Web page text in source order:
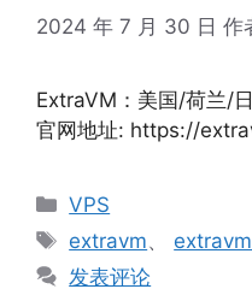
2024 年 7 月 30 日 作
ExtraVM：美国/荷兰/
官网地址: https://
分
类
VPS
标
签
extravm、
发表评论